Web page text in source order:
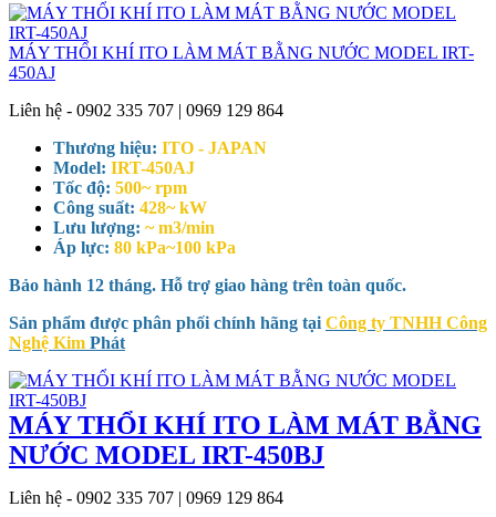
MÁY THỔI KHÍ ITO LÀM MÁT BẰNG NƯỚC MODEL IRT-
450AJ
Liên hệ - 0902 335 707 | 0969 129 864
Thương hiệu: ITO - JAPAN
Model: IRT-450AJ
Tốc độ: 500~ rpm
Công suất: 428~ kW
Lưu lượng: ~ m3/min
Áp lực: 80 kPa~100 kPa
Bảo hành 12 tháng. Hỗ trợ giao hàng trên toàn quốc.
Sản phẩm được phân phối chính hãng tại Công ty TNHH Công
Nghệ Kim Phát
MÁY THỔI KHÍ ITO LÀM MÁT BẰNG
NƯỚC MODEL IRT-450BJ
Liên hệ - 0902 335 707 | 0969 129 864